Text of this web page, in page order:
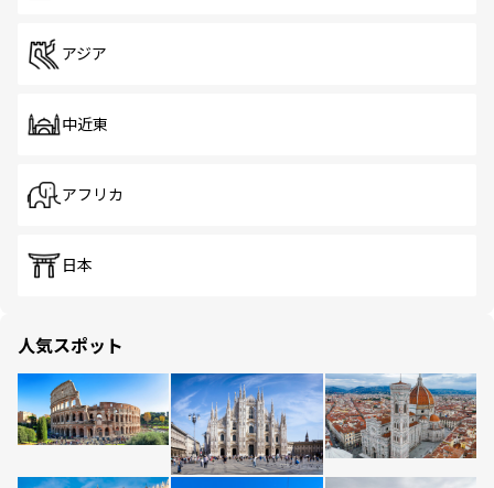
アジア
中近東
アフリカ
日本
人気スポット